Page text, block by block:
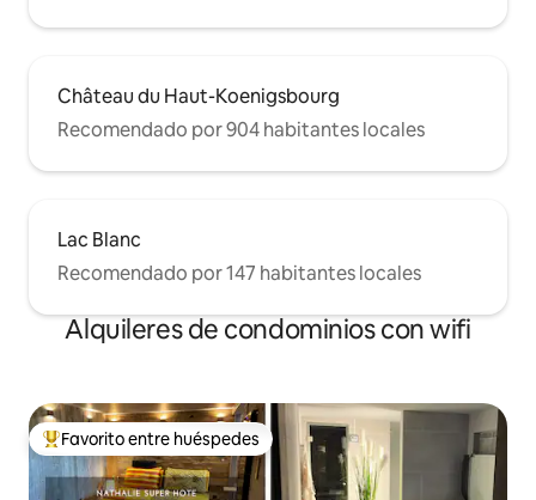
Château du Haut-Koenigsbourg
Recomendado por 904 habitantes locales
Lac Blanc
Recomendado por 147 habitantes locales
Alquileres de condominios con wifi
De los mejores en Favorito entre huéspedes
Favorito entre huéspedes